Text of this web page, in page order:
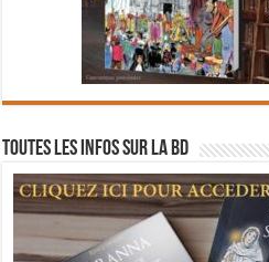
Toutes les infos sur la BD